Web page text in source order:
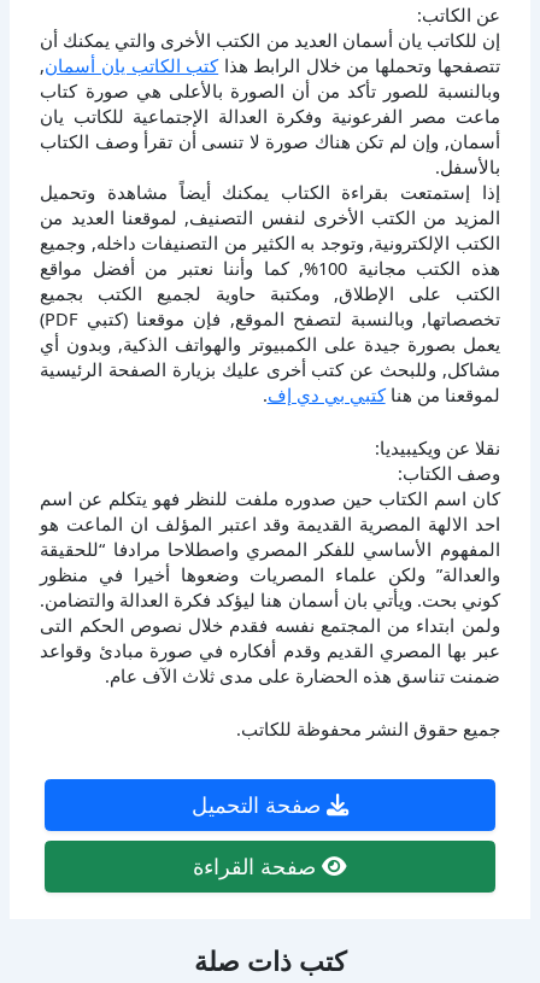
عن الكاتب:
إن للكاتب يان أسمان العديد من الكتب الأخرى والتي يمكنك أن
تتصفحها وتحملها من خلال الرابط هذاكتب الكاتب يان أسمان,
وبالنسبة للصور تأكد من أن الصورة بالأعلى هي صورة كتاب
ماعت مصر الفرعونية وفكرة العدالة الإجتماعية للكاتب يان
أسمان, وإن لم تكن هناك صورة لا تنسى أن تقرأ وصف الكتاب
بالأسفل.
إذا إستمتعت بقراءة الكتاب يمكنك أيضاً مشاهدة وتحميل
المزيد من الكتب الأخرى لنفس التصنيف, لموقعنا العديد من
الكتب الإلكترونية, وتوجد به الكثير من التصنيفات داخله, وجميع
هذه الكتب مجانية 100%, كما وأننا نعتبر من أفضل مواقع
الكتب على الإطلاق, ومكتبة حاوية لجميع الكتب بجميع
تخصصاتها, وبالنسبة لتصفح الموقع, فإن موقعنا (كتبي PDF)
يعمل بصورة جيدة على الكمبيوتر والهواتف الذكية, وبدون أي
مشاكل, وللبحث عن كتب أخرى عليك بزيارة الصفحة الرئيسية
لموقعنا من هناكتبي بي دي إف.
نقلا عن ويكيبيديا:
وصف الكتاب:
كان اسم الكتاب حين صدوره ملفت للنظر فهو يتكلم عن اسم
احد الالهة المصرية القديمة وقد اعتبر المؤلف ان الماعت هو
المفهوم الأساسي للفكر المصري واصطلاحا مرادفا “للحقيقة
والعدالة” ولكن علماء المصريات وضعوها أخيرا في منظور
كوني بحت. ويأتي بان أسمان هنا ليؤكد فكرة العدالة والتضامن.
ولمن ابتداء من المجتمع نفسه فقدم خلال نصوص الحكم التى
عبر بها المصري القديم وقدم أفكاره في صورة مبادئ وقواعد
ضمنت تناسق هذه الحضارة على مدى ثلاث الآف عام.
جميع حقوق النشر محفوظة للكاتب.
صفحة التحميل
صفحة القراءة
كتب ذات صلة